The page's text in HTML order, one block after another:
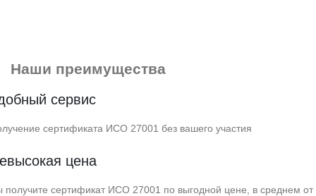
Наши преимущества
сервис
сертификата ИСО 27001 без вашего участия
цена
получите сертификат ИСО 27001 по выгодной цене, в среднем от